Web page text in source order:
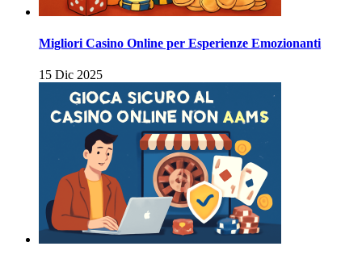
Migliori Casino Online per Esperienze Emozionanti
15 Dic 2025